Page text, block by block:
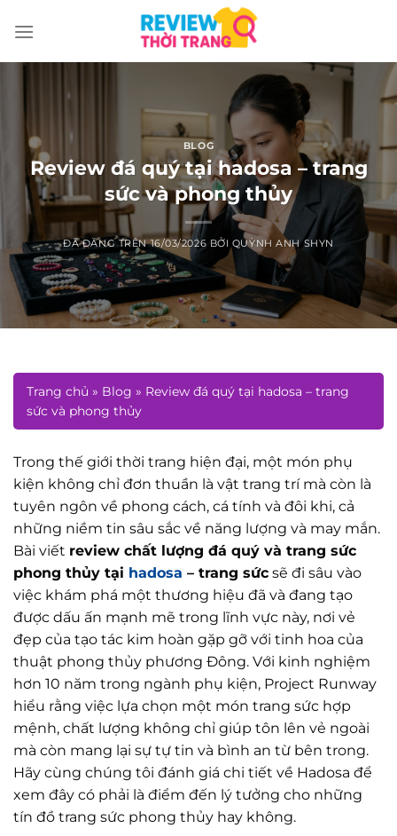
đến
BLOG
Review đá quý tại hadosa – trang
sức và phong thủy
ĐÃ ĐĂNG TRÊN16/03/2026 BỞI QUỲNH ANH SHYN
Trang chủ » Blog » Review đá quý tại hadosa – trang
sức và phong thủy
Trong thế giới thời trang hiện đại, một món phụ
kiện không chỉ đơn thuần là vật trang trí mà còn là
tuyên ngôn về phong cách, cá tính và đôi khi, cả
những niềm tin sâu sắc về năng lượng và may mắn.
Bài viết review chất lượng đá quý và trang sức
phong thủy tại hadosa – trang sức sẽ đi sâu vào
việc khám phá một thương hiệu đã và đang tạo
được dấu ấn mạnh mẽ trong lĩnh vực này, nơi vẻ
đẹp của tạo tác kim hoàn gặp gỡ với tinh hoa của
thuật phong thủy phương Đông. Với kinh nghiệm
hơn 10 năm trong ngành phụ kiện, Project Runway
hiểu rằng việc lựa chọn một món trang sức hợp
mệnh, chất lượng không chỉ giúp tôn lên vẻ ngoài
mà còn mang lại sự tự tin và bình an từ bên trong.
Hãy cùng chúng tôi đánh giá chi tiết về Hadosa để
xem đây có phải là điểm đến lý tưởng cho những
tín đồ trang sức phong thủy hay không.